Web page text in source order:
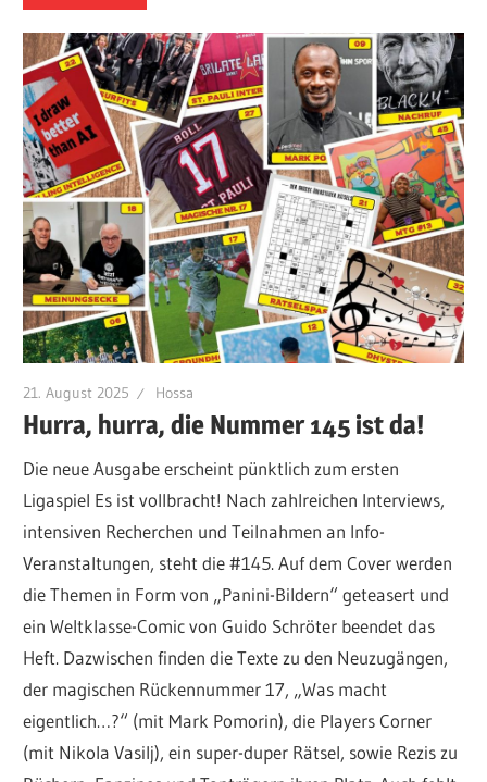
21. August 2025 Hossa
Hurra, hurra, die Nummer 145 ist da!
Die neue Ausgabe erscheint pünktlich zum ersten
Ligaspiel Es ist vollbracht! Nach zahlreichen Interviews,
intensiven Recherchen und Teilnahmen an Info-
Veranstaltungen, steht die #145. Auf dem Cover werden
die Themen in Form von „Panini-Bildern“ geteasert und
ein Weltklasse-Comic von Guido Schröter beendet das
Heft. Dazwischen finden die Texte zu den Neuzugängen,
der magischen Rückennummer 17, „Was macht
eigentlich…?“ (mit Mark Pomorin), die Players Corner
(mit Nikola Vasilj), ein super-duper Rätsel, sowie Rezis zu